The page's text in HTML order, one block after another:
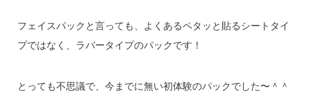
フェイスパックと言っても、よくあるペタッと貼るシートタイ
プではなく、ラバータイプのパックです！
とっても不思議で、今までに無い初体験のパックでした〜＾＾